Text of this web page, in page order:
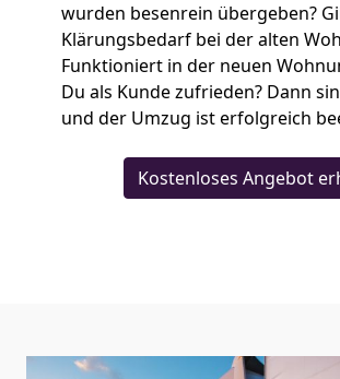
wurden besenrein übergeben?
Klärungsbedarf bei der alten
Funktioniert in der neuen
Du als Kunde zufrieden? Dann
und der Umzug ist erfolgreich
Kostenloses Angebot